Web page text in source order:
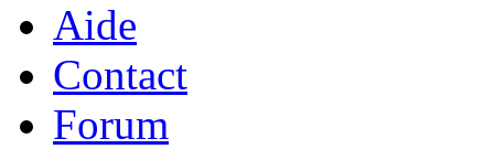
Aide
Contact
Forum